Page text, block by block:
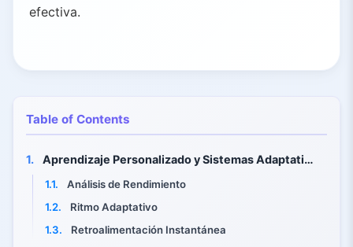
efectiva.
Table of Contents
1. Aprendizaje Personalizado y Sistemas Adaptativos
1.1.
Análisis de Rendimiento
1.2.
Ritmo Adaptativo
1.3.
Retroalimentación Instantánea